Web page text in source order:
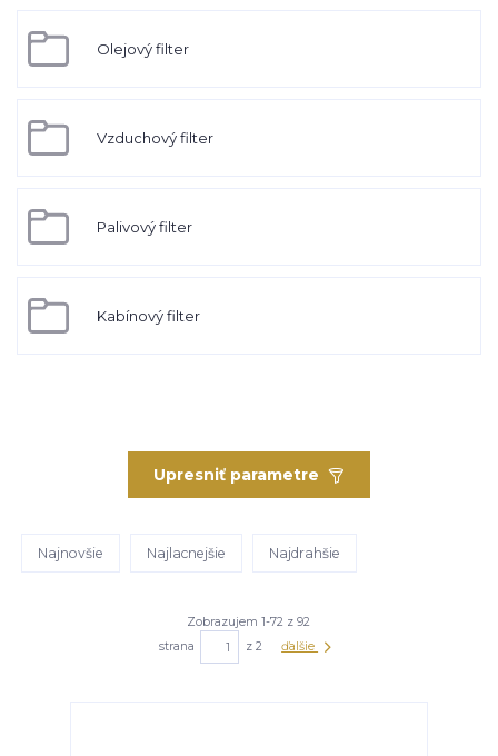
Olejový filter
Vzduchový filter
Palivový filter
Kabínový filter
Upresniť parametre
Najnovšie Najlacnejšie Najdrahšie
Zobrazujem 1-72 z 92
strana
z 2 ďalšie